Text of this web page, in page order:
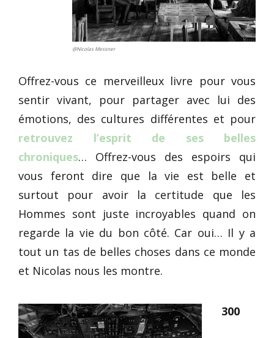
@Nicolas Messner
Offrez-vous ce merveilleux livre pour vous
sentir vivant, pour partager avec lui des
émotions, des cultures différentes et pour
retrouvez l’esprit de ses belles
chroniques… Offrez-vous des espoirs qui
vous feront dire que la vie est belle et
surtout pour avoir la certitude que les
Hommes sont juste incroyables quand on
regarde la vie du bon côté. Car oui… Il y a
tout un tas de belles choses dans ce monde
et Nicolas nous les montre.
300